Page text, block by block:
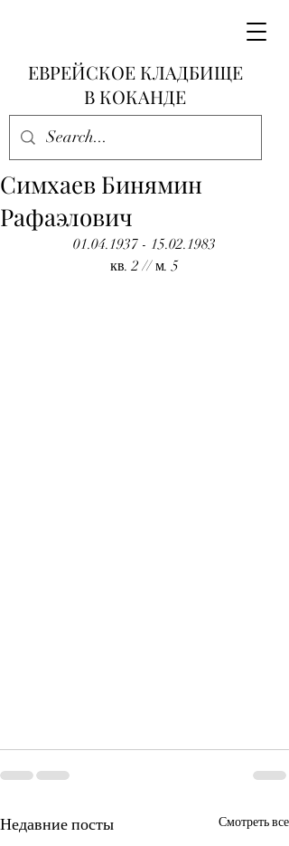
ЕВРЕЙСКОЕ КЛАДБИЩЕ
В КОКАНДЕ
Симхаев Бинямин
Рафаэлович
01.04.1937 - 15.02.1983
кв. 2 // м. 5
Недавние посты Смотреть все